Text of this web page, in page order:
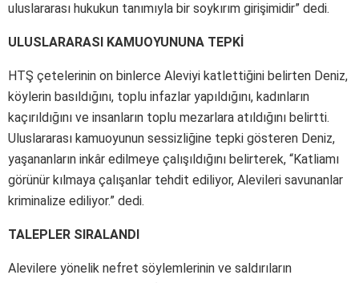
uluslararası hukukun tanımıyla bir soykırım girişimidir” dedi.
ULUSLARARASI KAMUOYUNUNA TEPKİ
HTŞ çetelerinin on binlerce Aleviyi katlettiğini belirten Deniz,
köylerin basıldığını, toplu infazlar yapıldığını, kadınların
kaçırıldığını ve insanların toplu mezarlara atıldığını belirtti.
Uluslararası kamuoyunun sessizliğine tepki gösteren Deniz,
yaşananların inkâr edilmeye çalışıldığını belirterek, “Katliamı
görünür kılmaya çalışanlar tehdit ediliyor, Alevileri savunanlar
kriminalize ediliyor.” dedi.
TALEPLER SIRALANDI
Alevilere yönelik nefret söylemlerinin ve saldırıların